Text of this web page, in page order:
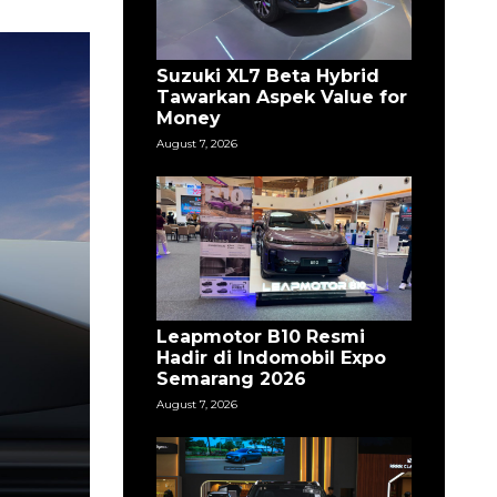
Suzuki XL7 Beta Hybrid
Tawarkan Aspek Value for
Money
August 7, 2026
Leapmotor B10 Resmi
Hadir di Indomobil Expo
Semarang 2026
August 7, 2026